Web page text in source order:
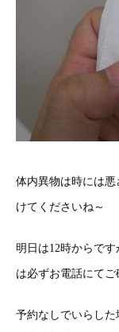
体内異物は時には
けてくださいね～
明日は12時からで
は必ずお電話にてご
予約なしでいらし